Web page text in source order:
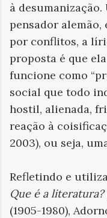
à desumanização.
pensador alemão,
por conflitos, a
proposta é que
funcione como
social que todo
hostil, alienada,
reação à
2003), ou seja,
Refletindo e
Que é a literatura?
(1905-1980),